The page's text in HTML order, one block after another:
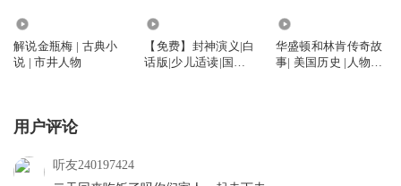
解说金瓶梅 | 古典小
说 | 市井人物
【免费】封神演义|白
话版|少儿适读|国学
华盛顿和林肯传奇故
事| 美国历史 |人物传
用户评论
听友240197424